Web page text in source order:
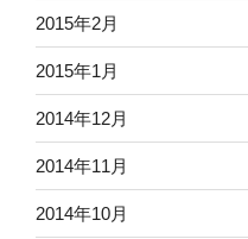
2015年2月
2015年1月
2014年12月
2014年11月
2014年10月